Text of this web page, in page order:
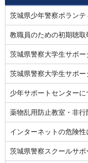
茨城県少年警察ボランテ
教職員のための初期聴取
茨城県警察大学生サポー
茨城県警察大学生サポ
少年サポートセンターに
薬物乱用防止教室・非
インターネットの危険性
茨城県警察スクールサポ